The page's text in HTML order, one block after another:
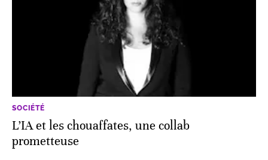
SOCIÉTÉ
L’IA et les chouaffates, une collab
prometteuse